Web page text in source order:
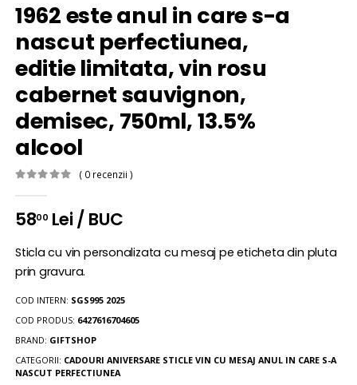
1962 este anul in care s-a
nascut perfectiunea,
editie limitata, vin rosu
cabernet sauvignon,
demisec, 750ml, 13.5%
alcool
( 0 recenzii )
5800 Lei / BUC
Sticla cu vin personalizata cu mesaj pe eticheta din pluta
prin gravura.
COD INTERN: SGS995 2025
COD PRODUS: 6427616704605
BRAND: GIFTSHOP
CATEGORII: CADOURI ANIVERSARE STICLE VIN CU MESAJ ANUL IN CARE S-A
NASCUT PERFECTIUNEA